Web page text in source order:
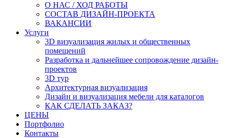
О НАС / ХОД РАБОТЫ
СОСТАВ ДИЗАЙН-ПРОЕКТА
ВАКАНСИИ
Услуги
3D визуализация жилых и общественных
помещений
Разработка и дальнейшее сопровождение дизайн-
проектов
3D тур
Архитектурная визуализация
Дизайн и визуализация мебели для каталогов
КАК СДЕЛАТЬ ЗАКАЗ?
ЦЕНЫ
Портфолио
Контакты